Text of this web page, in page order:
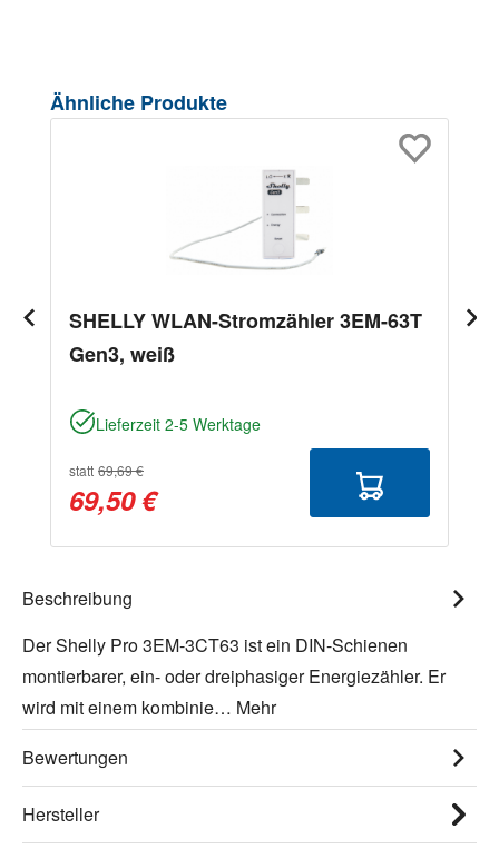
Produktgalerie überspringen
Ähnliche Produkte
SHELLY WLAN-Stromzähler 3EM-63T
Gen3, weiß
Lieferzeit 2-5 Werktage
statt 69,69 €
69,50 €
Beschreibung
Der Shelly Pro 3EM-3CT63 ist ein DIN-Schienen
montierbarer, ein- oder dreiphasiger Energiezähler. Er
wird mit einem kombinie… Mehr
Bewertungen
Hersteller